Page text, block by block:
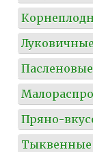
Луковичные
Пасленовые
Пряно-
Тыквенные